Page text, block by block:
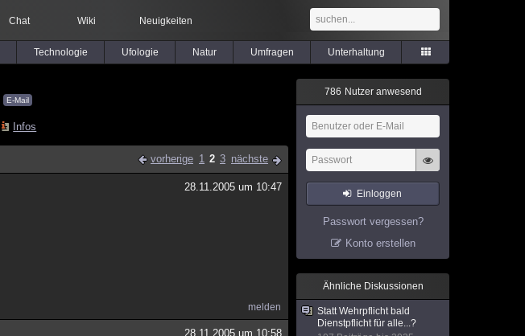
Chat Wiki Neuigkeiten
Technologie Ufologie Natur Umfragen Unterhaltung
E-Mail
Infos
vorherige 1 2 3 nächste
28.11.2005 um 10:47
melden
28.11.2005 um 10:58
786 Nutzer anwesend
Einloggen
Passwort vergessen?
Konto erstellen
Ähnliche Diskussionen
Statt Wehrpflicht bald
Dienstpflicht für alle...?